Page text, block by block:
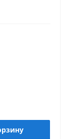
с
части
рост